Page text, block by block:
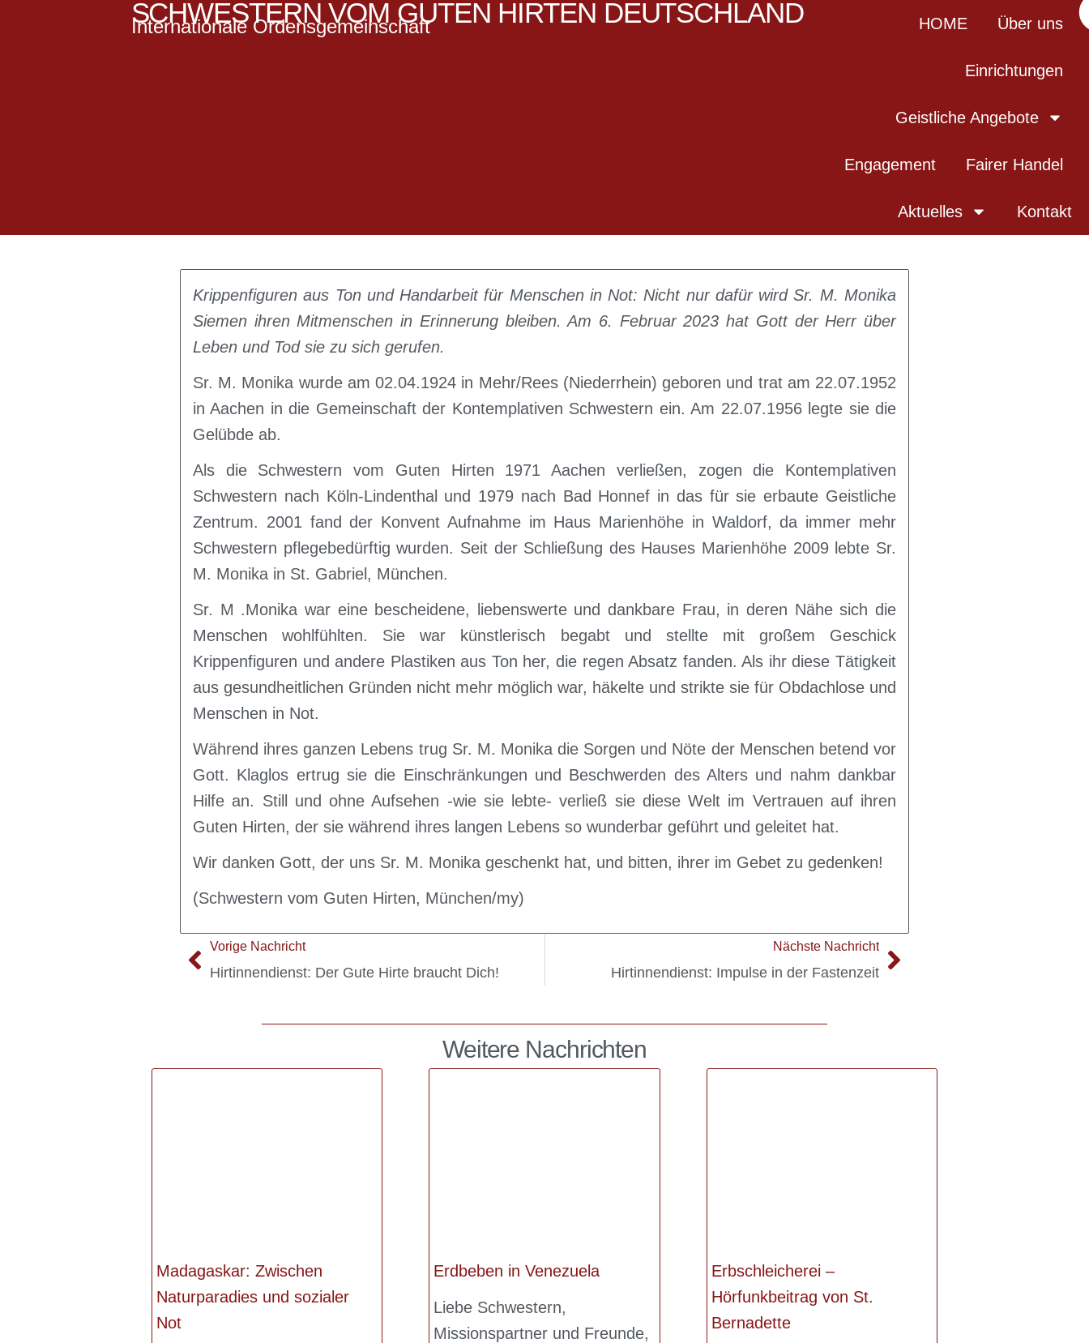
SCHWESTERN VOM GUTEN HIRTEN DEUTSCHLAND
Internationale Ordensgemeinschaft HOME Über uns
Einrichtungen
Geistliche Angebote
Engagement Fairer Handel
Aktuelles Kontakt
Krippenfiguren aus Ton und Handarbeit für Menschen in Not: Nicht nur dafür wird Sr. M. Monika
Siemen ihren Mitmenschen in Erinnerung bleiben. Am 6. Februar 2023 hat Gott der Herr über
Leben und Tod sie zu sich gerufen.
Sr. M. Monika wurde am 02.04.1924 in Mehr/Rees (Niederrhein) geboren und trat am 22.07.1952
in Aachen in die Gemeinschaft der Kontemplativen Schwestern ein. Am 22.07.1956 legte sie die
Gelübde ab.
Als die Schwestern vom Guten Hirten 1971 Aachen verließen, zogen die Kontemplativen
Schwestern nach Köln-Lindenthal und 1979 nach Bad Honnef in das für sie erbaute Geistliche
Zentrum. 2001 fand der Konvent Aufnahme im Haus Marienhöhe in Waldorf, da immer mehr
Schwestern pflegebedürftig wurden. Seit der Schließung des Hauses Marienhöhe 2009 lebte Sr.
M. Monika in St. Gabriel, München.
Sr. M .Monika war eine bescheidene, liebenswerte und dankbare Frau, in deren Nähe sich die
Menschen wohlfühlten. Sie war künstlerisch begabt und stellte mit großem Geschick
Krippenfiguren und andere Plastiken aus Ton her, die regen Absatz fanden. Als ihr diese Tätigkeit
aus gesundheitlichen Gründen nicht mehr möglich war, häkelte und strikte sie für Obdachlose und
Menschen in Not.
Während ihres ganzen Lebens trug Sr. M. Monika die Sorgen und Nöte der Menschen betend vor
Gott. Klaglos ertrug sie die Einschränkungen und Beschwerden des Alters und nahm dankbar
Hilfe an. Still und ohne Aufsehen -wie sie lebte- verließ sie diese Welt im Vertrauen auf ihren
Guten Hirten, der sie während ihres langen Lebens so wunderbar geführt und geleitet hat.
Wir danken Gott, der uns Sr. M. Monika geschenkt hat, und bitten, ihrer im Gebet zu gedenken!
(Schwestern vom Guten Hirten, München/my)
Vorige Nachricht
Hirtinnendienst: Der Gute Hirte braucht Dich!
Nächste Nachricht
Hirtinnendienst: Impulse in der Fastenzeit
Weitere Nachrichten
Madagaskar: Zwischen
Naturparadies und sozialer
Not
Erdbeben in Venezuela
Liebe Schwestern,
Missionspartner und Freunde,
Erbschleicherei –
Hörfunkbeitrag von St.
Bernadette